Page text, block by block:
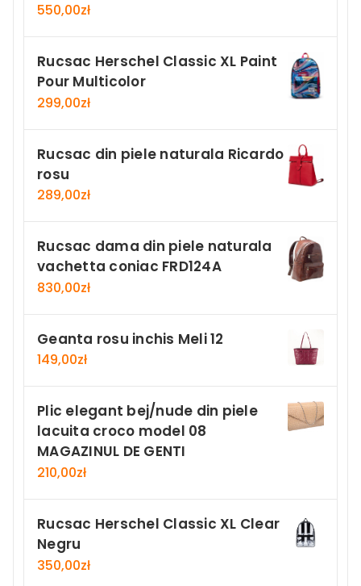
550,00zł
Rucsac Herschel Classic XL Paint
Pour Multicolor
299,00zł
Rucsac din piele naturala Ricardo
rosu
289,00zł
Rucsac dama din piele naturala
vachetta coniac FRD124A
830,00zł
Geanta rosu inchis Meli 12
149,00zł
Plic elegant bej/nude din piele
lacuita croco model 08
MAGAZINUL DE GENTI
210,00zł
Rucsac Herschel Classic XL Clear
Negru
350,00zł